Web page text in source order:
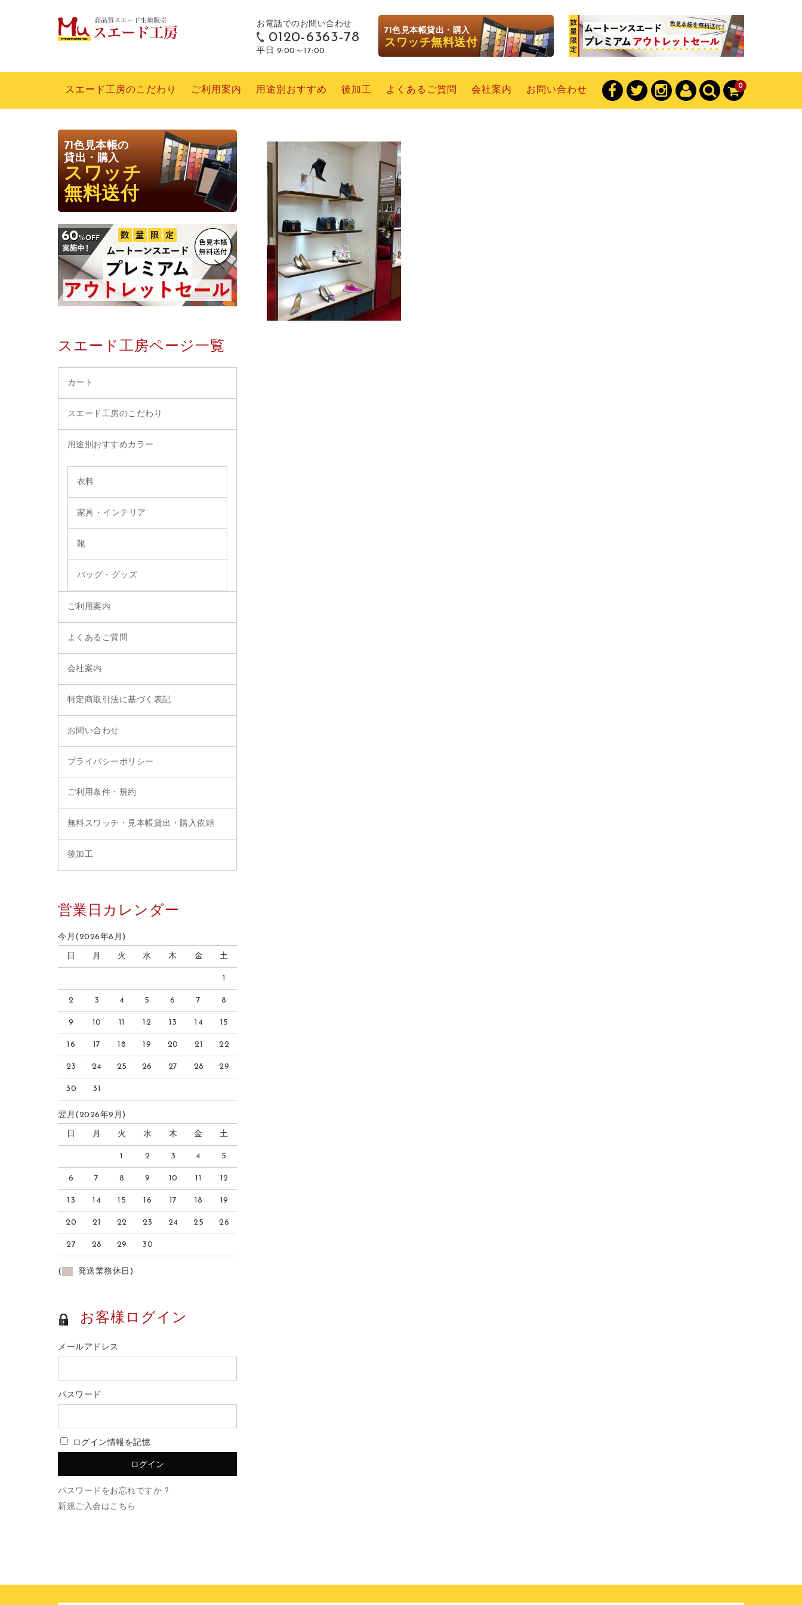
お電話でのお問い合わせ
0120-6363-78
平日 9:00～17:00
71色見本帳貸出・購入
スワッチ無料送付
0
スエード工房のこだわり ご利用案内 用途別おすすめ 後加工 よくあるご質問 会社案内 お問い合わせ
71色見本帳の
貸出・購入
スワッチ
無料送付
スエード工房ページ一覧
カート
スエード工房のこだわり
用途別おすすめカラー
衣料
家具・インテリア
靴
バッグ・グッズ
ご利用案内
よくあるご質問
会社案内
特定商取引法に基づく表記
お問い合わせ
プライバシーポリシー
ご利用条件・規約
無料スワッチ・見本帳貸出・購入依頼
後加工
営業日カレンダー
今月(2026年8月)
日 月 火 水 木 金 土
1
2 3 4 5 6 7 8
9 10 11 12 13 14 15
16 17 18 19 20 21 22
23 24 25 26 27 28 29
30 31
翌月(2026年9月)
日 月 火 水 木 金 土
1 2 3 4 5
6 7 8 9 10 11 12
13 14 15 16 17 18 19
20 21 22 23 24 25 26
27 28 29 30
( 発送業務休日)
お客様ログイン
メールアドレス
パスワード
ログイン情報を記憶
パスワードをお忘れですか ?
新規ご入会はこちら